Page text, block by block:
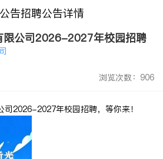
告招聘公告详情
限公司2026-2027年校园招聘
浏览次数：906
司2026-2027年校园招聘，等你来！